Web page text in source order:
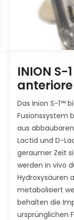
INION
Das Inion S-1™
Fusionssystem
aus
Lactid und D-
geraumer Zeit
werden in vivo
Hydroxysäuren
metabolisiert
behalten die
ursprünglichen